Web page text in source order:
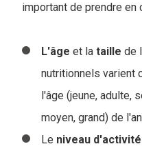
important de prendre
L'âge et la taille de
nutritionnels varient
l'âge (jeune, adulte,
moyen, grand) de
Le niveau d'activité